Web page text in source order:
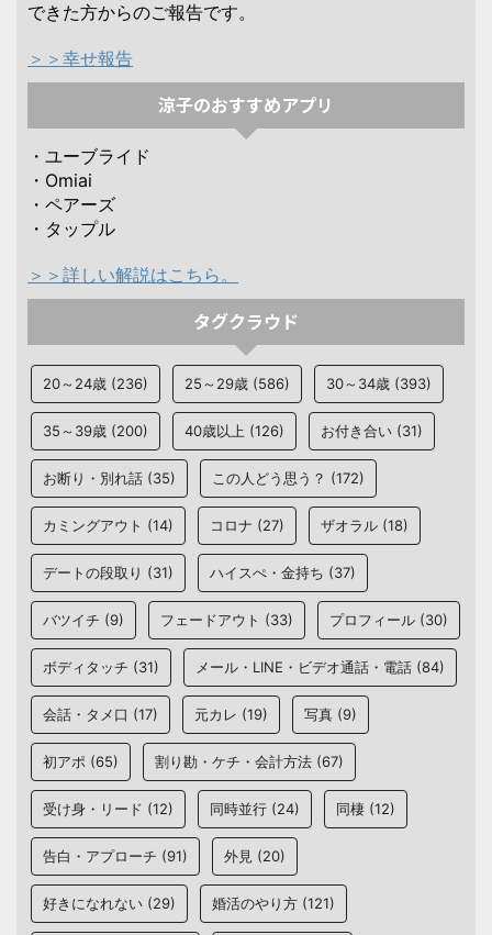
できた方からのご報告です。
＞＞幸せ報告
涼子のおすすめアプリ
・ユーブライド
・Omiai
・ペアーズ
・タップル
＞＞詳しい解説はこちら。
タグクラウド
20～24歳 (236) 25～29歳 (586) 30～34歳 (393)
35～39歳 (200) 40歳以上 (126) お付き合い (31)
お断り・別れ話 (35) この人どう思う？ (172)
カミングアウト (14) コロナ (27) ザオラル (18)
デートの段取り (31) ハイスぺ・金持ち (37)
バツイチ (9) フェードアウト (33) プロフィール (30)
ボディタッチ (31) メール・LINE・ビデオ通話・電話 (84)
会話・タメ口 (17) 元カレ (19) 写真 (9)
初アポ (65) 割り勘・ケチ・会計方法 (67)
受け身・リード (12) 同時並行 (24) 同棲 (12)
告白・アプローチ (91) 外見 (20)
好きになれない (29) 婚活のやり方 (121)